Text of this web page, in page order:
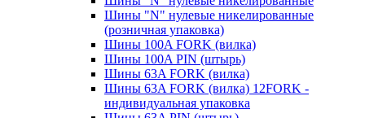
Шины "N" нулевые никелированные
(розничная упаковка)
Шины 100A FORK (вилка)
Шины 100A PIN (штырь)
Шины 63A FORK (вилка)
Шины 63A FORK (вилка) 12FORK -
индивидуальная упаковка